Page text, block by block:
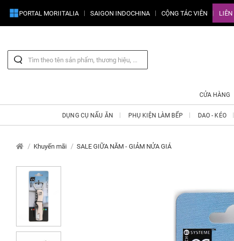
PORTAL MORIITALIA SAIGON INDOCHINA CỘNG TÁC VIÊN LIÊN
CỬA HÀNG
DỤNG CỤ NẤU ĂN PHỤ KIỆN LÀM BẾP DAO - KÉO
Khuyến mãi SALE GIỮA NĂM - GIẢM NỬA GIÁ